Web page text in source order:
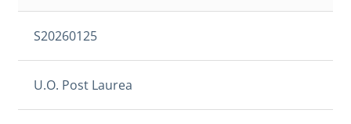
S20260125
U.O. Post Laurea